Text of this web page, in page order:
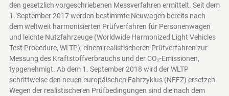
den gesetzlich vorgeschriebenen Messverfahren ermittelt. Seit dem
1. September 2017 werden bestimmte Neuwagen bereits nach
dem weltweit harmonisierten Prüfverfahren für Personenwagen
und leichte Nutzfahrzeuge (Worldwide Harmonized Light Vehicles
Test Procedure, WLTP), einem realistischeren Prüfverfahren zur
Messung des Kraftstoffverbrauchs und der CO₂-Emissionen,
typgenehmigt. Ab dem 1. September 2018 wird der WLTP
schrittweise den neuen europäischen Fahrzyklus (NEFZ) ersetzen.
Wegen der realistischeren Prüfbedingungen sind die nach dem